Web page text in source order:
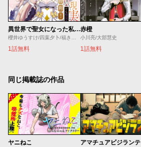
異世界で聖女になった私、現実世界でも聖女チートで完全勝利！
1話無料
赤橙
小川亮/大部慧史
1話無料
同じ掲載誌の作品
ヤニねこ アマチュアビジランテ